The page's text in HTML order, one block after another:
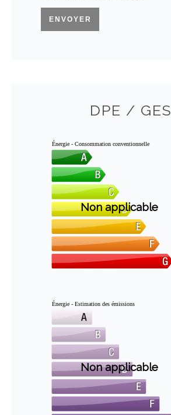
ENVOYER
DPE / GES
Énergie - Consommation conventionnelle
Non applicable
Énergie - Estimation des émissions
Non applicable